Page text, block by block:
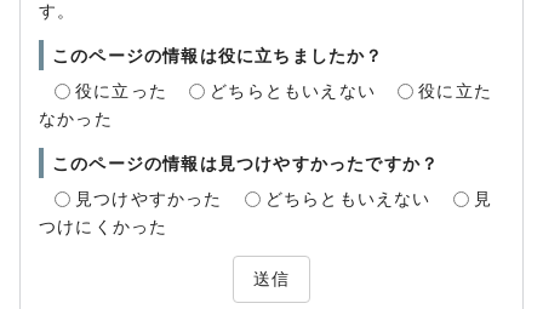
す。
このページの情報は役に立ちましたか？
役に立った
どちらともいえない
役に立た
なかった
このページの情報は見つけやすかったですか？
見つけやすかった
どちらともいえない
見
つけにくかった
送信